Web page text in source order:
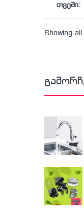
Showing